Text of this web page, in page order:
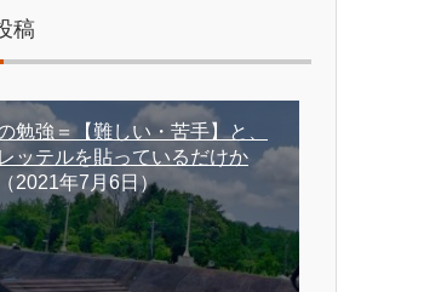
稿
勉強＝【難しい・苦手】と、
ッテルを貼っているだけか
（2021年7月6日）